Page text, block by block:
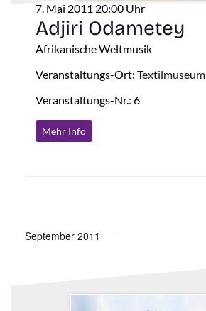
7. Mai 2011 20:00 Uhr
Adjiri Odametey
Afrikanische Weltmusik
Veranstaltungs-Ort: Textilmuseum
Veranstaltungs-Nr.: 6
Mehr Info
September 2011